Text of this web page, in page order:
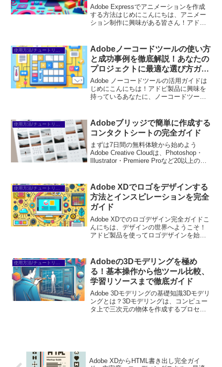
Adobe Expressでアニメーションを作成
する方法はじめにこんにちは、アニメー
ション制作に興味がある皆さん！アドビ
Adobe Expressは、シンプルで使いや
す...
Adobeノーコードツールの使い方
と成功事例を徹底解説！あなたの
プロジェクトに最適な選び方ガイ
ド
Adobe ノーコードツールの活用ガイドは
じめにこんにちは！アドビ製品に興味を
持っているあなたに、ノーコードツール
も、簡単にアプリやウェブサイトを作成
できる素晴らしい選択...
使用方法/チュートリアル
Adobeブリッジで簡単に作成する
コンタクトシートの完全ガイド
まずは7日間の無料体験から始めよう
Adobe Creative Cloudは、Photoshop・
Illustrator・Premiere Proなど20以上のア
→※...
使用方法/チュートリアル
Adobe XDでロゴをデザインする
方法とインスピレーションを完全
ガイド
Adobe XDでのロゴデザイン完全ガイドこ
んにちは、デザインの世界へようこそ！
アドビ製品を使ってロゴデザインを始め
者でも安心して取り組める内容をお届け
するので...
Adobeの3Dモデリングを極め
る！基本操作から他ツール比較、
学習リソースまで徹底ガイド
Adobe 3Dモデリングの基礎知識3Dモデリ
ングとは？3Dモデリングは、コンピュー
タ上で三次元の物体を作成するプロセス
Adobe XDからHTML書き出し完全ガイ